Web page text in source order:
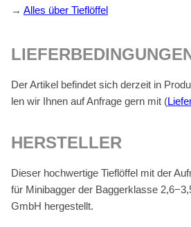
→ Al­les über Tief­löf­fel
Der Ar­ti­kel be­fin­det sich der­zeit in
len wir Ih­nen auf An­fra­ge gern mit (
HER­STEL­LER
Die­ser hoch­wer­ti­ge Tief­löf­fel mit der
für Mi­ni­bag­ger der Bag­ger­klas­se
GmbH her­ge­stellt.